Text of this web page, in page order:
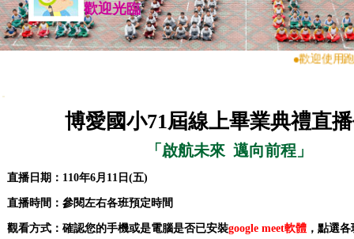
歡迎光臨
●歡迎使用跑
:::
博愛國小71屆線上畢業典禮直
「啟航未來 邁向前程」
直播日期：110年6月11日(五)
直播時間：參閱左右各班預定時間
觀看方式：確認您的手機或是電腦是否已安裝google meet軟體 ，點選